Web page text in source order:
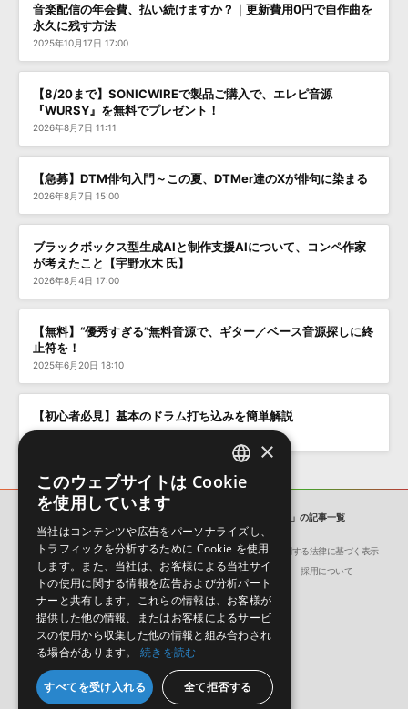
音楽配信の年会費、払い続けますか？｜更新費用0円で自作曲を
永久に残す方法
2025年10月17日 17:00
【8/20まで】SONICWIREで製品ご購入で、エレピ音源
『WURSY』を無料でプレゼント！
2026年8月7日 11:11
【急募】DTM俳句入門～この夏、DTMer達のXが俳句に染まる
2026年8月7日 15:00
ブラックボックス型生成AIと制作支援AIについて、コンペ作家
が考えたこと【宇野水木 氏】
2026年8月4日 17:00
【無料】“優秀すぎる”無料音源で、ギター／ベース音源探しに終
止符を！
2025年6月20日 18:10
【初心者必見】基本のドラム打ち込みを簡単解説
2023年2月10日 10:16
「ライセンス・フリー」の記事一覧
会社概要 環境保護（CSR）への取り組み
特定商取引に関する法律に基づく表示
サイト動作環境
利用規約 個人情報の保護について 採用について
© Crypton Future Media, INC.
日本語
ENGLISH
×
このウェブサイトは Cookie
を使用しています
当社はコンテンツや広告をパーソナライズし、
トラフィックを分析するために Cookie を使用
します。また、当社は、お客様による当社サイ
トの使用に関する情報を広告および分析パート
ナーと共有します。これらの情報は、お客様が
提供した他の情報、またはお客様によるサービ
スの使用から収集した他の情報と組み合わされ
る場合があります。
続きを読む
すべてを受け入れる 全て拒否する